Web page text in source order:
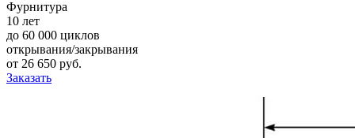
Фурнитура
10 лет
до 60 000 циклов
открывания/закрывания
от 26 650 pуб.
Заказать